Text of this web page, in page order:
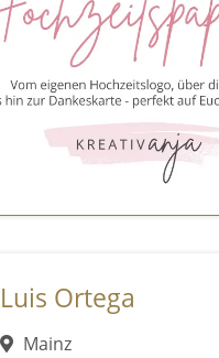
Luis Ortega
Mainz